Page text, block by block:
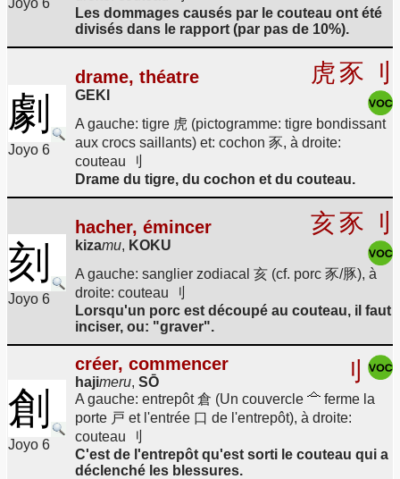
Joyo 6
Les dommages causés par le couteau ont été
divisés dans le rapport (par pas de 10%).
劇
Joyo 6
drame, théatre
GEKI
虎豕 刂
A gauche: tigre 虎 (pictogramme: tigre bondissant
aux crocs saillants) et: cochon 豕, à droite:
couteau 刂
Drame du tigre, du cochon et du couteau.
刻
Joyo 6
hacher, émincer
kizamu, KOKU
亥豕 刂
A gauche: sanglier zodiacal 亥 (cf. porc 豕/豚), à
droite: couteau 刂
Lorsqu'un porc est découpé au couteau, il faut
inciser, ou: "graver".
創
Joyo 6
créer, commencer
hajimeru, SŌ 刂
A gauche: entrepôt 倉 (Un couvercle
ferme la
porte 戸 et l'entrée 口 de l'entrepôt), à droite:
couteau 刂
C'est de l'entrepôt qu'est sorti le couteau qui a
déclenché les blessures.